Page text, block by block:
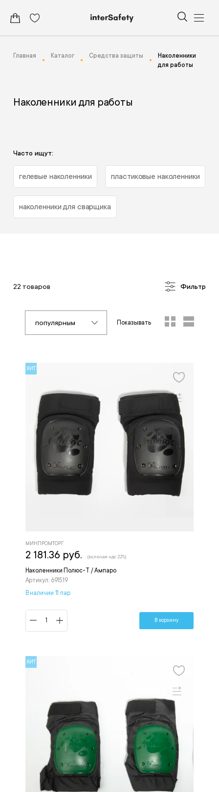
Главная Каталог Средства защиты
Наколенники
для работы
Наколенники для работы
Часто ищут:
гелевые наколенники пластиковые наколенники
наколенники для сварщика
22 товаров Фильтр
популярным Показывать
ХИТ
Наколенники Полюс-Т / Ампаро
Артикул: 691519
МИНПРОМТОРГ
2 181.36 руб. (включая ндс 22%)
В наличии 11 пар
В корзину
ХИТ